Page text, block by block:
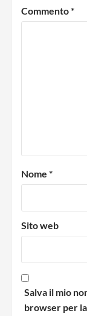
Commento*
Nome *
Sito web
Salva il mio
browser per